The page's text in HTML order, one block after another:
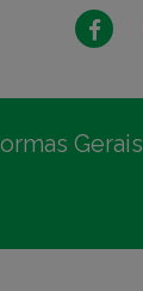
Gerais